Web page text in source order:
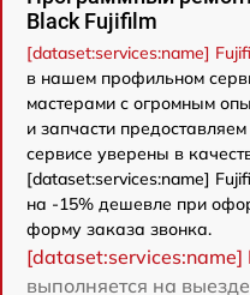
Black Fujifilm
[dataset:services:name]
в нашем профильном
мастерами с огромным
и запчасти
сервисе уверены в
[dataset:services:name]
на -15% дешевле при
форму заказа звонка.
[dataset:services:name]
выполняется на